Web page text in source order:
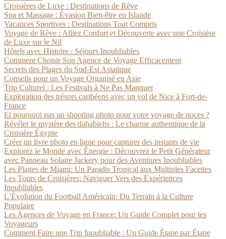
Croisières de Luxe : Destinations de Rêve
Spa et Massage : Évasion Bien-être en Islande
Vacances Sportives : Destinations Tout Compris
Voyage de Rêve : Alliez Confort et Découverte avec une Croisière
de Luxe sur le Nil
Hôtels avec Histoire : Séjours Inoubliables
Comment Choisir Son Agence de Voyage Efficacement
Secrets des Plages du Sud-Est Asiatique
Conseils pour un Voyage Organisé en Asie
Trip Culturel : Les Festivals à Ne Pas Manquer
Exploration des trésors caribéens avec un vol de Nice à Fort-de-
France
Et pourquoi pas un shooting photo pour votre voyage de noces ?
Révéler le mystère des dahabiehs : Le charme authentique de la
Croisière Égypte
Créer un livre photo en ligne pour capturer des instants de vie
Explorez le Monde avec Énergie : Découvrez le Petit Générateur
avec Panneau Solaire Jackery pour des Aventures Inoubliables
Les Plages de Miami: Un Paradis Tropical aux Multiples Facettes
Les Tours de Croisières: Naviguer Vers des Expériences
Inoubliables
L’Évolution du Football Américain: Du Terrain à la Culture
Populaire
Les Agences de Voyage en France: Un Guide Complet pour les
Voyageurs
Comment Faire une Trip Inoubliable : Un Guide Étape par Étape